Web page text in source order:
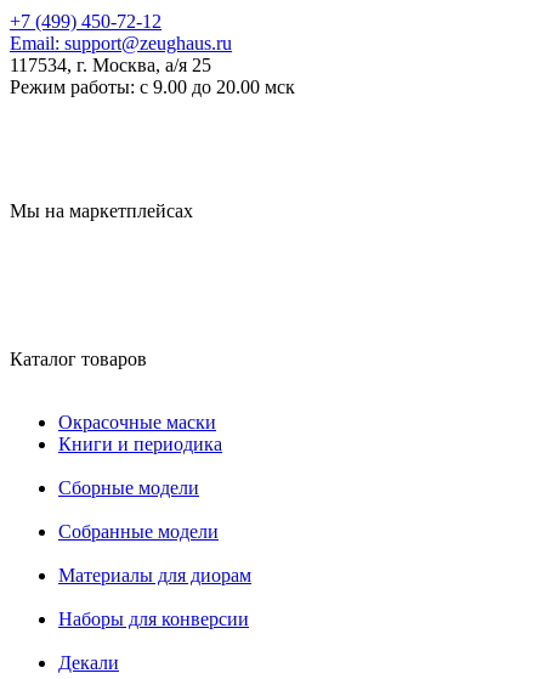
+7 (499) 450-72-12
Email: support@zeughaus.ru
117534, г. Москва, а/я 25
Режим работы: с 9.00 до 20.00 мск
Мы на маркетплейсах
Каталог товаров
Окрасочные маски
Книги и периодика
Сборные модели
Собранные модели
Материалы для диорам
Наборы для конверсии
Декали